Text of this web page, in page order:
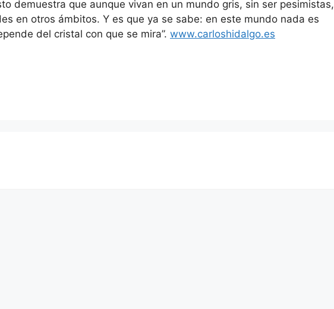
demuestra que aunque vivan en un mundo gris, sin ser pesimistas,
en otros ámbitos. Y es que ya se sabe: en este mundo nada es
del cristal con que se mira”. www.carloshidalgo.es